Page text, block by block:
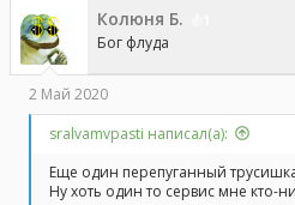
Колюня Б.
Бог флуда
2 Май 2020
sralvamvpasti написал(а):
Еще один перепуганный
Ну хоть один то сервис мне кто-